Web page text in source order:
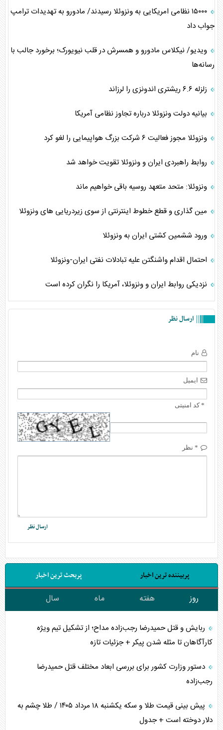
۱۵۰۰۰ نظامی امریکایی به ونزوئلا رسیدند/ مادورو به تهدیدات ترامپ
جواب داد
ویدیو/ نیکلاس مادورو و همسرش در قلب نیویورک؛ برخورد جالب با
رسانه‌ها
زلزله ۶.۶ ریشتری اندونزی را لرزاند
بیانیه دولت ونزوئلا درباره تجاوز نظامی آمریکا
ونزوئلا مجوز فعالیت ۶ شرکت بزرگ هواپیمایی را لغو کرد
روابط راهبردی ایران و ونزوئلا تقویت خواهد شد
ونزوئلا: متحد متعهد روسیه باقی خواهیم ماند
مین گذاری و قطع خطوط اینترنتی از سوی زیردریایی های ونزوئلا
ورود ششمین کشتی ایران به ونزوئلا
احتمال اقدام واشنگتن علیه تبادلات نفتی ایران-ونزوئلا
نزدیکی روابط ایران و ونزوئلا، آمریکا را نگران کرده است
ارسال نظر
نام
ایمیل
* کد امنیتی
* نظر
پربیننده ترین اخبار پربحث ترین اخبار
روز هفته ماه سال
ربایش و قتل حمیدرضا رجب‌زاده مداح؛ از تشکیل تیم ویژه
کارآگاهان تا مثله شدن پیکر + جزئیات تازه
دستور وزارت کشور برای بررسی ابعاد مختلف قتل حمیدرضا
رجب‌زاده
پیش بینی قیمت طلا و سکه یکشنبه ۱۸ مرداد ۱۴۰۵ / طلا چشم به
دلار دوخته است + جدول